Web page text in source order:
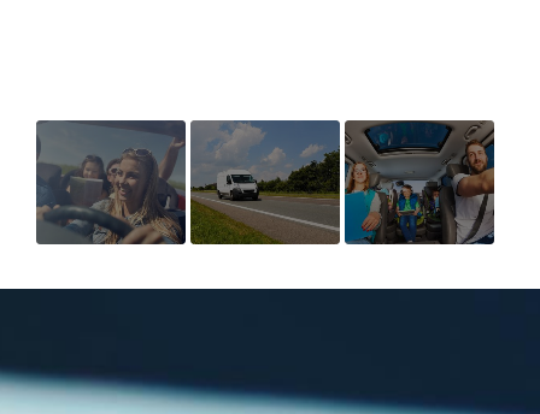
DE
KILOMÉTRAGE
ILLIMITÉ
DE
DÉMÉNAGEMENT
POUR LA